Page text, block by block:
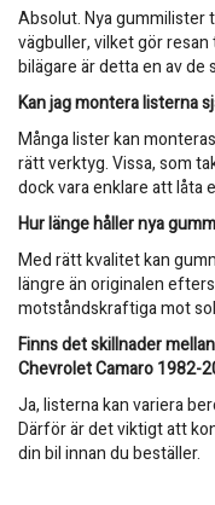
Absolut. Nya gummilister
vägbuller, vilket gör
bilägare är detta en av
Kan jag montera listerna
Många lister kan
rätt verktyg. Vissa, som
dock vara enklare att låta
Hur länge håller nya
Med rätt kvalitet kan
längre än originalen
motståndskraftiga mot
Finns det skillnader
Chevrolet Camaro 1982-
Ja, listerna kan variera
Därför är det viktigt att
din bil innan du beställer.